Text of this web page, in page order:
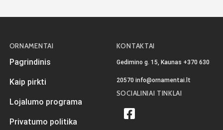
ORNAMENTAI
Pagrindinis
Kaip pirkti
Lojalumo programa
Privatumo politika
KONTAKTAI
Gedimino g. 15, Kaunas +370 630
20570 info@ornamentai.lt
SOCIALINIAI TINKLAI